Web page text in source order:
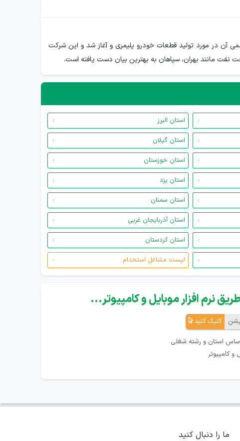
طراحی و تولید تجهیزات تحقیقاتی دانشگاه ها و مراکز تحقیقاتی تاسیس شد. و از سال 1995 فعالیت رسمی آن در مورد تولید قطعات خودرو پلیمری و آغاز شد و این شرکت
نفت مانند بهران، سپاهان به بهترین بیان دست یافته است.
استان البرز
استان گیلان
استان خوزستان
استان یزد
استان سمنان
استان آذربایجان غربی
استان کردستان
لیست مشاغل استخدام
نرم افزار موبایل و کامپیوتر...
کلیک کنید
استان و رشته شغلی
کامپیوتر
ما را دنبال کنید